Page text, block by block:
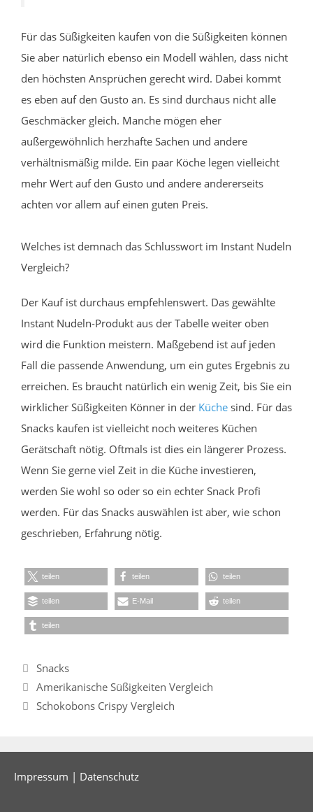
Für das Süßigkeiten kaufen von die Süßigkeiten können
Sie aber natürlich ebenso ein Modell wählen, dass nicht
den höchsten Ansprüchen gerecht wird. Dabei kommt
es eben auf den Gusto an. Es sind durchaus nicht alle
Geschmäcker gleich. Manche mögen eher
außergewöhnlich herzhafte Sachen und andere
verhältnismäßig milde. Ein paar Köche legen vielleicht
mehr Wert auf den Gusto und andere andererseits
achten vor allem auf einen guten Preis.
Welches ist demnach das Schlusswort im Instant Nudeln
Vergleich?
Der Kauf ist durchaus empfehlenswert. Das gewählte
Instant Nudeln-Produkt aus der Tabelle weiter oben
wird die Funktion meistern. Maßgebend ist auf jeden
Fall die passende Anwendung, um ein gutes Ergebnis zu
erreichen. Es braucht natürlich ein wenig Zeit, bis Sie ein
wirklicher Süßigkeiten Könner in der Küche sind. Für das
Snacks kaufen ist vielleicht noch weiteres Küchen
Gerätschaft nötig. Oftmals ist dies ein längerer Prozess.
Wenn Sie gerne viel Zeit in die Küche investieren,
werden Sie wohl so oder so ein echter Snack Profi
werden. Für das Snacks auswählen ist aber, wie schon
geschrieben, Erfahrung nötig.
teilen teilen teilen
teilen E-Mail teilen
teilen
Kategorien
Snacks
Amerikanische Süßigkeiten Vergleich
Schokobons Crispy Vergleich
Impressum | Datenschutz